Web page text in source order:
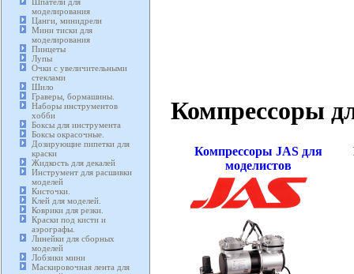
моделирования
Цанги, минидрели
Мини тиски для
моделирования
Пинцеты
Лупы
Очки с увеличительными
стеклами
Шило
Граверы, бормашины.
Наборы инструментов
хобби
Боксы для инструмента
Боксы окрасочные.
Дозирующие пипетки для
краски
Жидкость для декалей
Инструмент для расшивки
моделей
Кисточки.
Клей для моделей.
Коврики для резки.
Краски под кисти и
аэрографы.
Линейки для сборных
моделей
Лобзики мини
Маскировочная лента для
Компрессоры
Компрессоры JAS для
моделистов